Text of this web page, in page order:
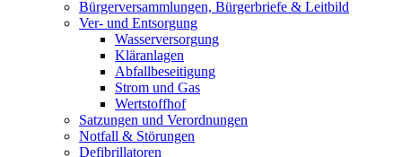
Bürgerversammlungen, Bürgerbriefe & Leitbild
Ver- und Entsorgung
Wasserversorgung
Kläranlagen
Abfallbeseitigung
Strom und Gas
Wertstoffhof
Satzungen und Verordnungen
Notfall & Störungen
Defibrillatoren